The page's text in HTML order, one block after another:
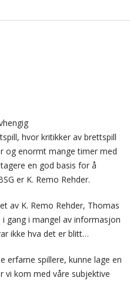
hvor kritikker av brettspill
og enormt mange timer med
en god basis for å
er K. Remo Rehder.
av K. Remo Rehder, Thomas
gang i mangel av informasjon
ikke hva det er blitt…
erfarne spillere, kunne lage en
vi kom med våre subjektive